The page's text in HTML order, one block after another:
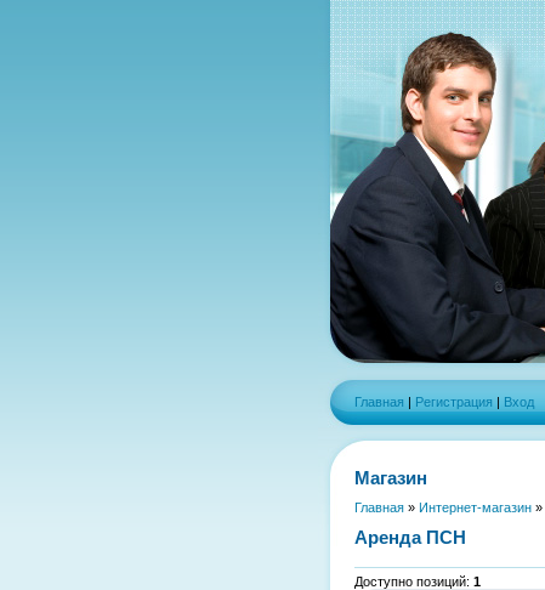
Главная | Регистрация | Вход
Магазин
Главная » Интернет-магазин »
Аренда ПСН
Доступно позиций: 1